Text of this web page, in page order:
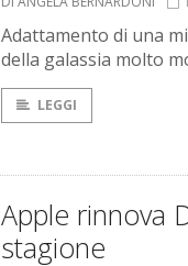
Adattamento di una
della galassia molto
LEGGI
Apple rinnova
stagione